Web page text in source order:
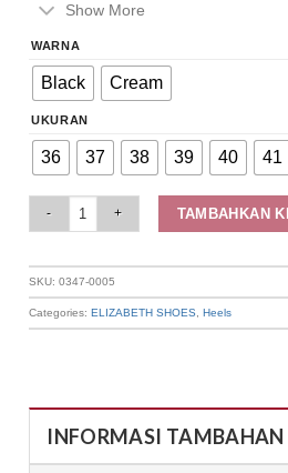
Show More
WARNA
Black Cream
UKURAN
36 37 38 39 40 41
TAMBAHKAN
SKU:0347-0005
Categories:ELIZABETH SHOES ,Heels
INFORMASI TAMBAHAN